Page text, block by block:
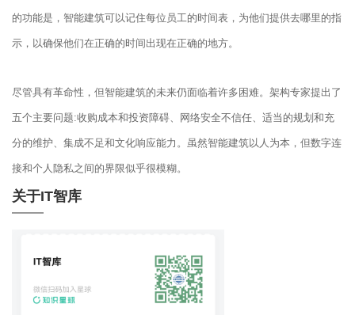
的功能是，智能建筑可以记住每位员工的时间表，为他们提供去哪里的指
示，以确保他们在正确的时间出现在正确的地方。
尽管具有革命性，但智能建筑的未来仍面临着许多困难。架构专家提出了
五个主要问题:收购成本和投资障碍、网络安全不信任、适当的规划和充
分的维护、集成不足和文化响应能力。虽然智能建筑以人为本，但数字连
接和个人隐私之间的界限似乎很模糊。
关于IT智库